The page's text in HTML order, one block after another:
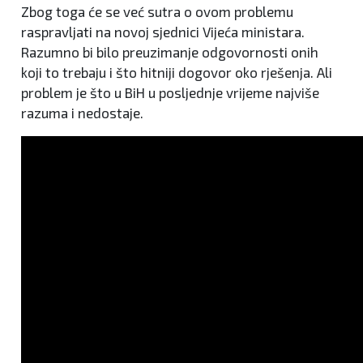
Zbog toga će se već sutra o ovom problemu
raspravljati na novoj sjednici Vijeća ministara.
Razumno bi bilo preuzimanje odgovornosti onih
koji to trebaju i što hitniji dogovor oko rješenja. Ali
problem je što u BiH u posljednje vrijeme najviše
razuma i nedostaje.